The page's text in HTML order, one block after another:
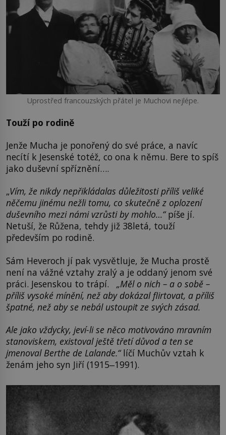
Uprostřed francouzských přátel je Muchovi nejlépe.
Touží po rodině
Jenže Mucha je ponořený do své práce, a navíc
necítí k Jesenské totéž, co ona k němu. Bere to spíš
jako duševní spříznění….
„Vím, že nikdy nepřikládalas důležitosti příliš veliké
něčemu jinému nežli tomu, co skutečně z oplození
duševního mezi námi vzrůsti by mohlo…“píše jí.
Netuší, že Růžena, tehdy již 38letá, touží
především po rodině.
Sám Heveroch jí pak vysvětluje, že Mucha prostě
není na vážné vztahy zralý a je oddaný jenom své
práci. Jesenskou to trápí. „Měl o nich – a o sobě –
příliš vysoké mínění, než aby dokázal flirtovat, a příliš
špatné, než aby se nebál ustoupit ze svých zásad.
Ale jako vždycky, jeví-li se něco motivováno mravním
stanoviskem, existoval ještě třetí důvod a ten se
jmenoval Berthe de Lalande.“líčí Muchův vztah k
ženám jeho syn Jiří (1915‒1991).